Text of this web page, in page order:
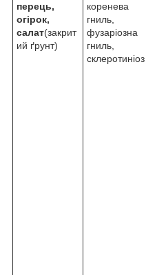
перець,
огірок,
салат(закрит
ий ґрунт)
коренева
гниль,
фузаріозна
гниль,
склеротиніоз